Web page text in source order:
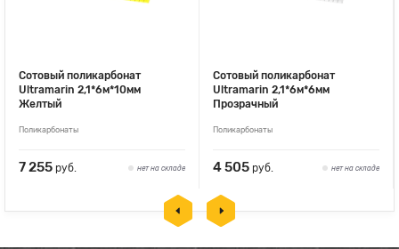
Сотовый поликарбонат
Ultramarin 2,1*6м*10мм
Желтый
Поликарбонаты
7 255 руб. нет на складе
Сотовый поликарбонат
Ultramarin 2,1*6м*6мм
Прозрачный
Поликарбонаты
4 505 руб. нет на складе